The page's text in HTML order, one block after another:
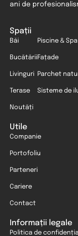
ani de
Spații
Băi
Bucătării
Livinguri
Terase
Noutăți
Piscine & Spa
Fațade
Parchet
Sisteme de
Utile
Companie
Portofoliu
Parteneri
Cariere
Contact
Informații legale
Politica de